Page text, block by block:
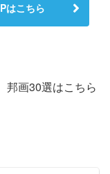
はこちら
邦画30選はこちら